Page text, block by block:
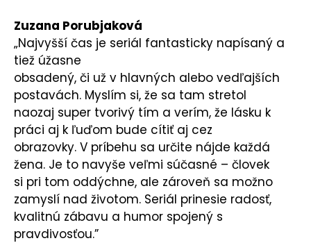
Zuzana Porubjaková
„Najvyšší čas je seriál fantasticky napísaný a
tiež úžasne
obsadený, či už v hlavných alebo vedľajších
postavách. Myslím si, že sa tam stretol
naozaj super tvorivý tím a verím, že lásku k
práci aj k ľuďom bude cítiť aj cez
obrazovky. V príbehu sa určite nájde každá
žena. Je to navyše veľmi súčasné – človek
si pri tom oddýchne, ale zároveň sa možno
zamyslí nad životom. Seriál prinesie radosť,
kvalitnú zábavu a humor spojený s
pravdivosťou.”